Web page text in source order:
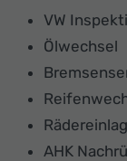
VW
Ölwechsel
AHK